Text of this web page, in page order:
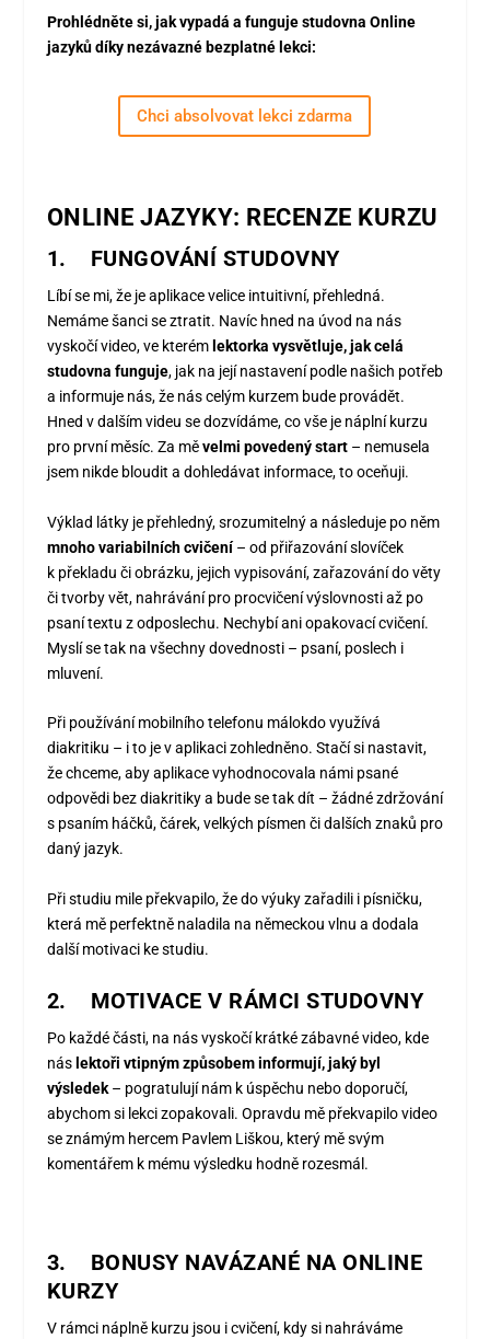
Prohlédněte si, jak vypadá a funguje studovna Online
jazyků díky nezávazné bezplatné lekci:
Chci absolvovat lekci zdarma
ONLINE JAZYKY: RECENZE KURZU
1. FUNGOVÁNÍ STUDOVNY
Líbí se mi, že je aplikace velice intuitivní, přehledná.
Nemáme šanci se ztratit. Navíc hned na úvod na nás
vyskočí video, ve kterém lektorka vysvětluje, jak celá
studovna funguje, jak na její nastavení podle našich potřeb
a informuje nás, že nás celým kurzem bude provádět.
Hned v dalším videu se dozvídáme, co vše je náplní kurzu
pro první měsíc. Za měvelmi povedený start– nemusela
jsem nikde bloudit a dohledávat informace, to oceňuji.
Výklad látky je přehledný, srozumitelný a následuje po něm
mnoho variabilních cvičení– od přiřazování slovíček
k překladu či obrázku, jejich vypisování, zařazování do věty
či tvorby vět, nahrávání pro procvičení výslovnosti až po
psaní textu z odposlechu. Nechybí ani opakovací cvičení.
Myslí se tak na všechny dovednosti – psaní, poslech i
mluvení.
Při používání mobilního telefonu málokdo využívá
diakritiku – i to je v aplikaci zohledněno. Stačí si nastavit,
že chceme, aby aplikace vyhodnocovala námi psané
odpovědi bez diakritiky a bude se tak dít – žádné zdržování
s psaním háčků, čárek, velkých písmen či dalších znaků pro
daný jazyk.
Při studiu mile překvapilo, že do výuky zařadili i písničku,
která mě perfektně naladila na německou vlnu a dodala
další motivaci ke studiu.
2. MOTIVACE V RÁMCI STUDOVNY
Po každé části, na nás vyskočí krátké zábavné video, kde
nás lektoři vtipným způsobem informují, jaký byl
výsledek– pogratulují nám k úspěchu nebo doporučí,
abychom si lekci zopakovali. Opravdu mě překvapilo video
se známým hercem Pavlem Liškou, který mě svým
komentářem k mému výsledku hodně rozesmál.
3. BONUSY NAVÁZANÉ NA ONLINE
KURZY
V rámci náplně kurzu jsou i cvičení, kdy si nahráváme